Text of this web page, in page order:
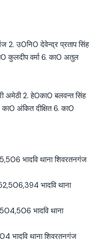
2. उ0नि0 देवेन्द्र प्रताप सिंह
कुलदीप वर्मा 6. का0 अतुल
अमेठी 2. हे0का0 बलवन्त सिंह
अंकित दीक्षित 6. का0
भादवि थाना शिवरतनगंज
भादवि थाना
भादवि थाना
थाना शिवरतनगंज